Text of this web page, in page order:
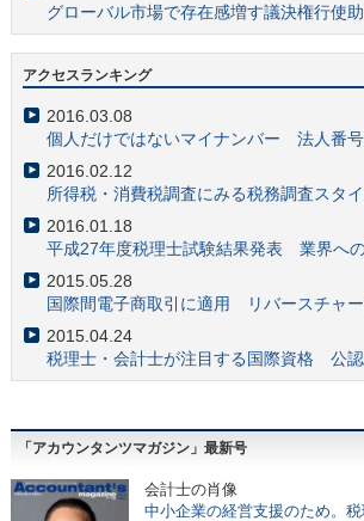
グローバル市場で存在感増す議決権行使助言会
仮想通貨と会計・税務の最新事情 会計士業
クラウドファンディングの会計税務とコン
2017.09.05
「ザ・コンサルタント」でも描写 会計士の財務調査
社会福祉法人への会計監査人による監査導
会計士注目 財務会計基準機構が「国際会計人材ネ
会計士の注目スキル 「フォレンジック」
2017.05.22
中企庁「事業承継ガイドライン」をM&A業
2017.05.15
金融庁 監査法人のガバナンス・コードから見
アクセスランキング
2016.03.08
個人だけではないマイナンバー 法人番号
2016.02.12
所得税・消費税調査にみる税務調査スタ
2016.01.18
平成27年度税理士試験結果発表 業界へ
2015.05.28
国際間電子商取引に適用 リバースチャ
2015.04.24
税理士・会計士が注目する国際資格 公認内部監査
「アカウンタンツマガジン」最新号
会計士の肖像
中小企業の経営支援のため。税